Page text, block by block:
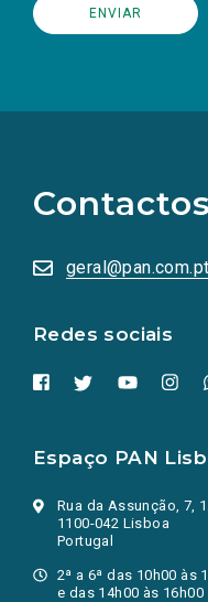
geral@pan.com.pt
Redes sociais
redes
sociais
numa
nova
Espaço PAN
Rua da Assunção, 7,
1100-042 Lisboa
Portugal
2ª a 6ª das 10h00 às
e das 14h00 às 16h00